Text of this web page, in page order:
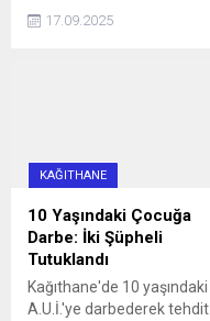
metrolar ve Marmaray'da
17.09.2025
KAĞITHANE
10 Yaşındaki Çocuğa
Darbe: İki Şüpheli
Tutuklandı
Kağıthane'de 10 yaşındaki
A.U.İ.'ye darbederek tehdit